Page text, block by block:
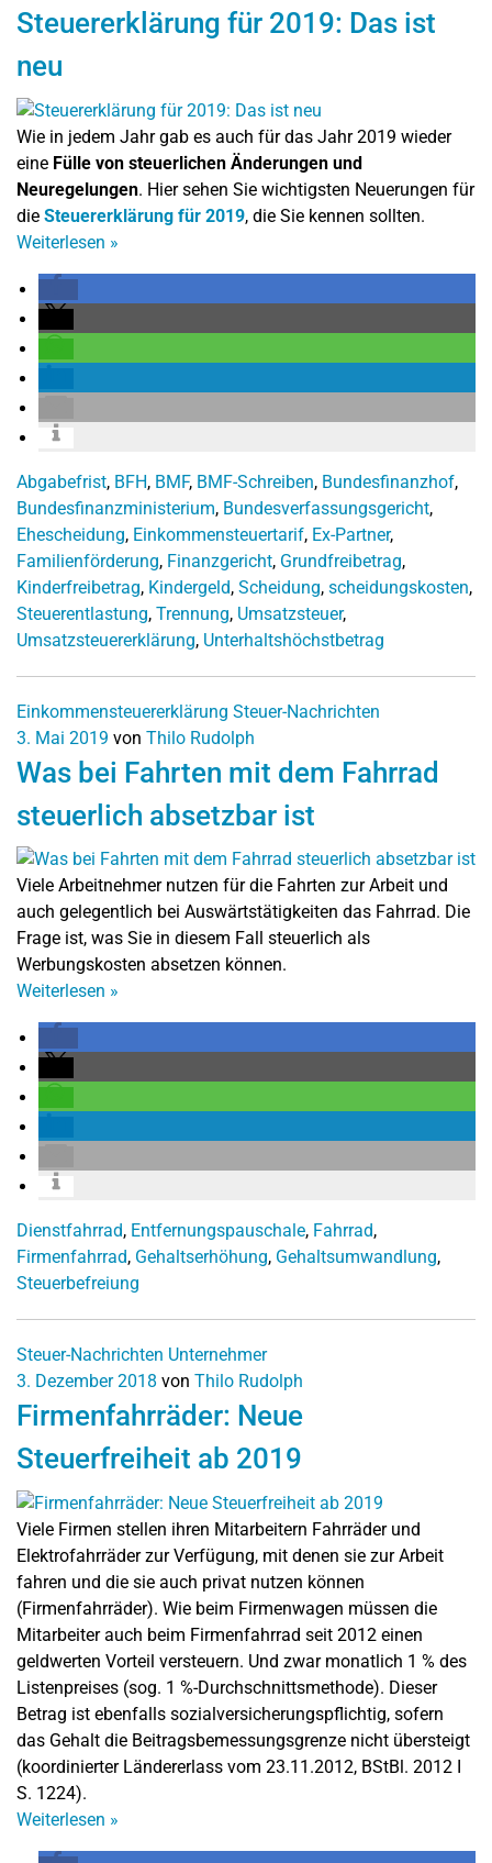
Steuererklärung für 2019: Das ist
neu
Wie in jedem Jahr gab es auch für das Jahr 2019 wieder
eine Fülle von steuerlichen Änderungen und
Neuregelungen. Hier sehen Sie wichtigsten Neuerungen für
die Steuererklärung für 2019, die Sie kennen sollten.
Weiterlesen »
Abgabefrist, BFH, BMF, BMF-Schreiben, Bundesfinanzhof,
Bundesfinanzministerium, Bundesverfassungsgericht,
Ehescheidung, Einkommensteuertarif, Ex-Partner,
Familienförderung, Finanzgericht, Grundfreibetrag,
Kinderfreibetrag, Kindergeld, Scheidung, scheidungskosten,
Steuerentlastung, Trennung, Umsatzsteuer,
Umsatzsteuererklärung, Unterhaltshöchstbetrag
Einkommensteuererklärung Steuer-Nachrichten
3. Mai 2019 von Thilo Rudolph
Was bei Fahrten mit dem Fahrrad
steuerlich absetzbar ist
Viele Arbeitnehmer nutzen für die Fahrten zur Arbeit und
auch gelegentlich bei Auswärtstätigkeiten das Fahrrad. Die
Frage ist, was Sie in diesem Fall steuerlich als
Werbungskosten absetzen können.
Weiterlesen »
Dienstfahrrad, Entfernungspauschale, Fahrrad,
Firmenfahrrad, Gehaltserhöhung, Gehaltsumwandlung,
Steuerbefreiung
Steuer-Nachrichten Unternehmer
3. Dezember 2018 von Thilo Rudolph
Firmenfahrräder: Neue
Steuerfreiheit ab 2019
Viele Firmen stellen ihren Mitarbeitern Fahrräder und
Elektrofahrräder zur Verfügung, mit denen sie zur Arbeit
fahren und die sie auch privat nutzen können
(Firmenfahrräder). Wie beim Firmenwagen müssen die
Mitarbeiter auch beim Firmenfahrrad seit 2012 einen
geldwerten Vorteil versteuern. Und zwar monatlich 1 % des
Listenpreises (sog. 1 %-Durchschnittsmethode). Dieser
Betrag ist ebenfalls sozialversicherungspflichtig, sofern
das Gehalt die Beitragsbemessungsgrenze nicht übersteigt
(koordinierter Ländererlass vom 23.11.2012, BStBl. 2012 I
S. 1224).
Weiterlesen »